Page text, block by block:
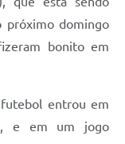
próximo domingo
bonito em
entrou em
e em um jogo